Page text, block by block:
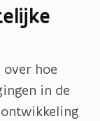
hoe
in de
ontwikkeling